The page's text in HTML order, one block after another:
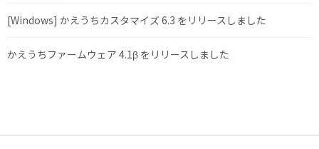
[Windows] かえうちカスタマイズ 6.3 をリリースしました
かえうちファームウェア 4.1β をリリースしました